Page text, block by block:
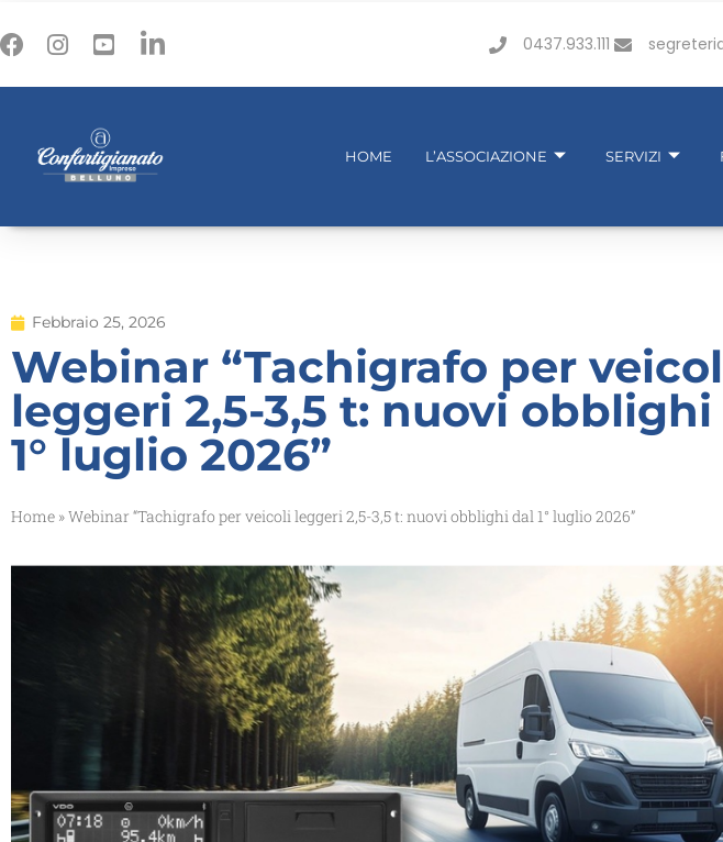
0437.933.111
HOME L’ASSOCIAZIONE SERVIZI
Febbraio 25, 2026
Webinar “Tachigrafo per
leggeri 2,5-3,5 t: nuovi obblighi
1° luglio 2026”
Home »Webinar “Tachigrafo per veicoli leggeri 2,5-3,5 t: nuovi obblighi dal 1° luglio 2026”